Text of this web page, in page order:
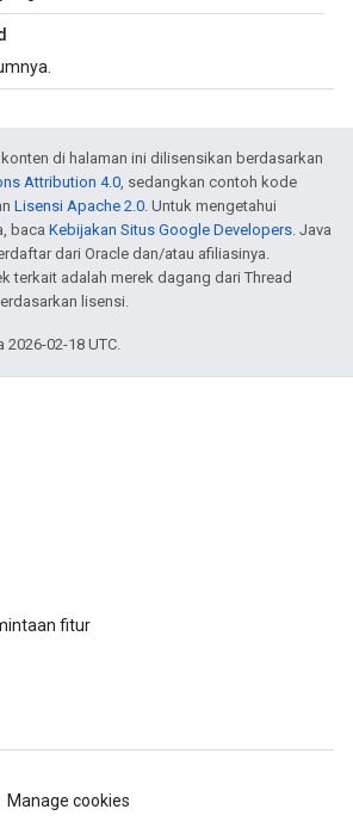
di halaman ini dilisensikan berdasarkan
Attribution 4.0, sedangkan contoh kode
Lisensi Apache 2.0. Untuk mengetahui
baca Kebijakan Situs Google Developers. Java
dari Oracle dan/atau afiliasinya.
terkait adalah merek dagang dari Thread
lisensi.
02-18 UTC.
fitur
Manage cookies